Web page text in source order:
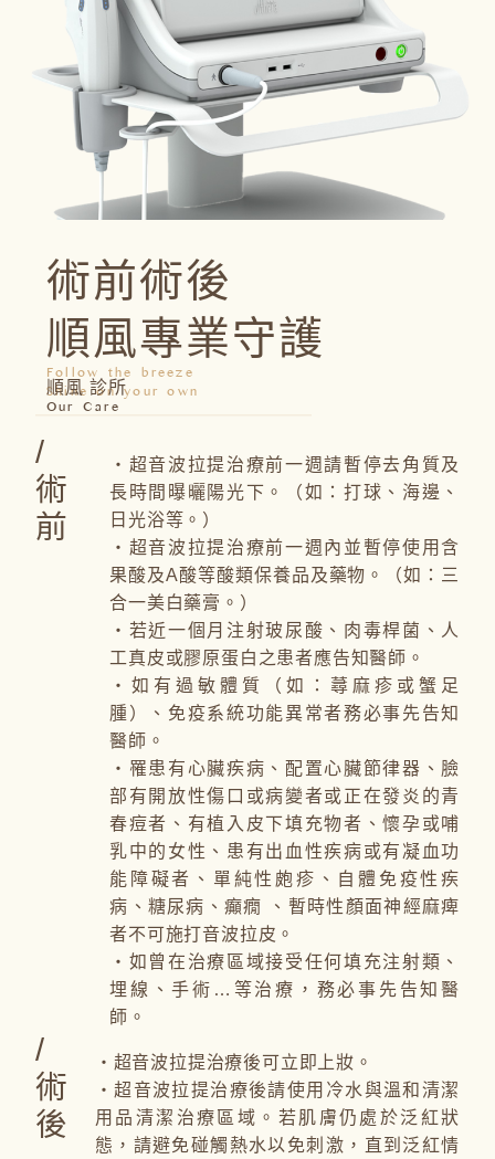
術前術後
順風專業守護
Follow the breeze
Shine on your own
順風 診所
Our Care
/
術
前
・超音波拉提治療前一週請暫停去角質及
長時間曝曬陽光下。（如：打球、海邊、
日光浴等。）
・超音波拉提治療前一週內並暫停使用含
果酸及A酸等酸類保養品及藥物。（如：三
合一美白藥膏。）
・若近一個月注射玻尿酸、肉毒桿菌、人
工真皮或膠原蛋白之患者應告知醫師。
・如有過敏體質（如：蕁麻疹或蟹足
腫）、免疫系統功能異常者務必事先告知
醫師。
・罹患有心臟疾病、配置心臟節律器、臉
部有開放性傷口或病變者或正在發炎的青
春痘者、有植入皮下填充物者、懷孕或哺
乳中的女性、患有出血性疾病或有凝血功
能障礙者、單純性皰疹、自體免疫性疾
病、糖尿病、癲癇 、暫時性顏面神經麻痺
者不可施打音波拉皮。
・如曾在治療區域接受任何填充注射類、
埋線、手術…等治療，務必事先告知醫
師。
/
術
後
・超音波拉提治療後可立即上妝。
・超音波拉提治療後請使用冷水與溫和清潔
用品清潔治療區域。若肌膚仍處於泛紅狀
態，請避免碰觸熱水以免刺激，直到泛紅情